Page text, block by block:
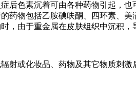
后色素沉着可由各种药物引起，
药物包括乙胺碘呋酮、四环素、
，由于重金属在皮肤组织中沉积
射或化妆品、药物及其它物质刺